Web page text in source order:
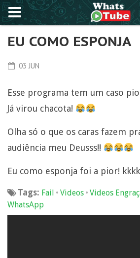
EU COMO ESPONJA
03 JUN
Esse programa tem um caso
Já virou chacota!
Olha só o que os caras fazem
audiência meu Deusss!!
Eu como esponja foi a pior!
Tags: Fail • Videos • Videos
WhatsApp